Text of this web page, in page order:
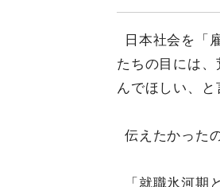
日本社会を「
たちの目には
んでほしい、と
伝えたかった
「就職氷河期